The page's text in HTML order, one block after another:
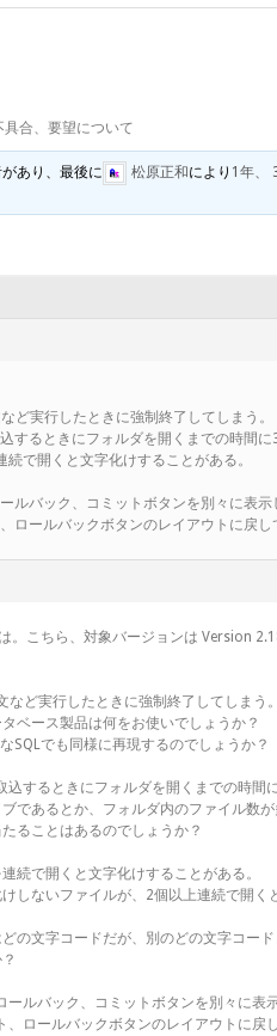
具合、要望について
あり、最後に 松原正和により 1年、
など実行したときに強制終了してしまう。
するときにフォルダを開くまでの時間に
続で開くと文字化けすることがある。
ルバック、コミットボタンを別々に表示
ロールバックボタンのレイアウトに戻し
。こちら、対象バージョンは Version
など実行したときに強制終了してしまう。
ベース製品は何をお使いでしょうか？
SQLでも同様に再現するのでしょうか？
込するときにフォルダを開くまでの時間
であるとか、フォルダ内のファイル数
ることはあるのでしょうか？
続で開くと文字化けすることがある。
しないファイルが、2個以上連続で開く
の文字コードだが、別のどの文字コー
ールバック、コミットボタンを別々に表
、ロールバックボタンのレイアウトに戻